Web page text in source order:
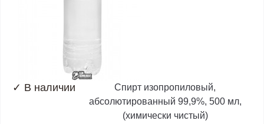
✓ В наличии
Спирт изопропиловый,
абсолютированный 99,9%, 500 мл,
(химически чистый)